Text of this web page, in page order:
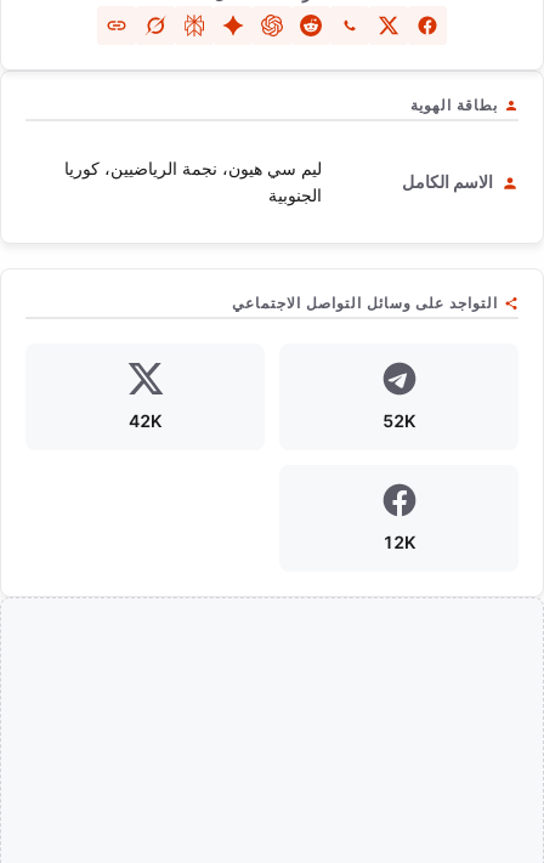
بطاقة الهوية
الاسم الكامل
ليم سي هيون، نجمة الرياضيين، كوريا
الجنوبية
التواجد على وسائل التواصل الاجتماعي
52K
42K
12K